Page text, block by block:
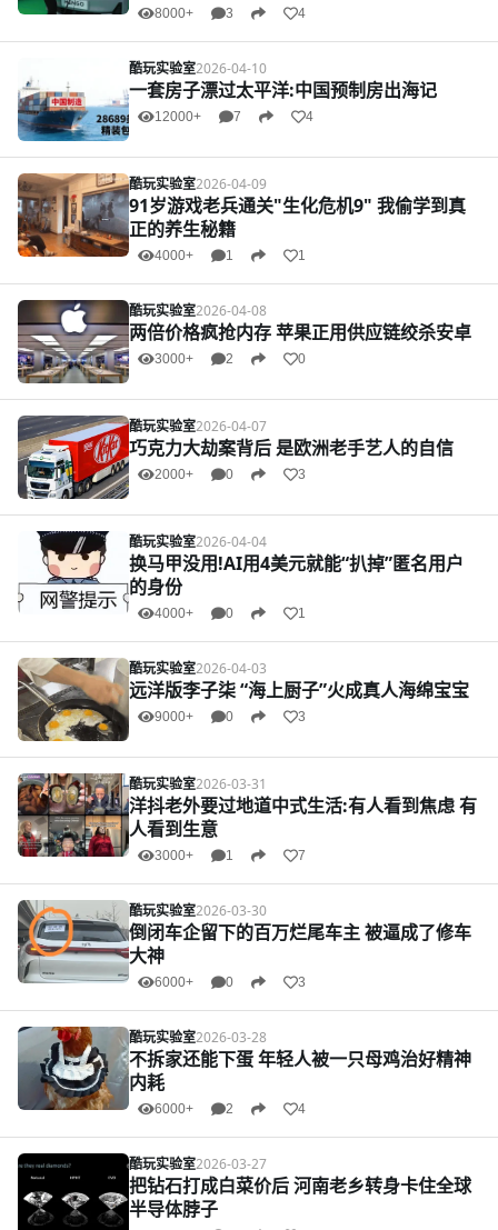
8000+ 3 4
酷玩实验室2026-04-10
一套房子漂过太平洋:中国预制房出海记
12000+ 7 4
酷玩实验室2026-04-09
91岁游戏老兵通关"生化危机9" 我偷学到真
正的养生秘籍
4000+ 1 1
酷玩实验室2026-04-08
两倍价格疯抢内存 苹果正用供应链绞杀安卓
3000+ 2 0
酷玩实验室2026-04-07
巧克力大劫案背后 是欧洲老手艺人的自信
2000+ 0 3
酷玩实验室2026-04-04
换马甲没用!AI用4美元就能“扒掉”匿名用户
的身份
4000+ 0 1
酷玩实验室2026-04-03
远洋版李子柒 “海上厨子”火成真人海绵宝宝
9000+ 0 3
酷玩实验室2026-03-31
洋抖老外要过地道中式生活:有人看到焦虑 有
人看到生意
3000+ 1 7
酷玩实验室2026-03-30
倒闭车企留下的百万烂尾车主 被逼成了修车
大神
6000+ 0 3
酷玩实验室2026-03-28
不拆家还能下蛋 年轻人被一只母鸡治好精神
内耗
6000+ 2 4
酷玩实验室2026-03-27
把钻石打成白菜价后 河南老乡转身卡住全球
半导体脖子